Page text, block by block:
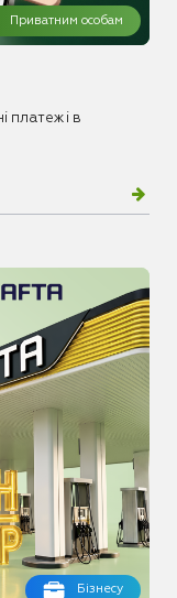
Приватним особам
платежі в
Бізнесу